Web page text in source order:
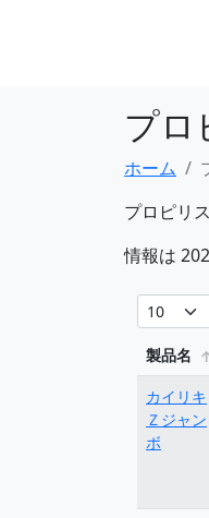
プロ
ホーム
プロピリ
情報は
製品名
カイリキ
Ｚジャン
ボ